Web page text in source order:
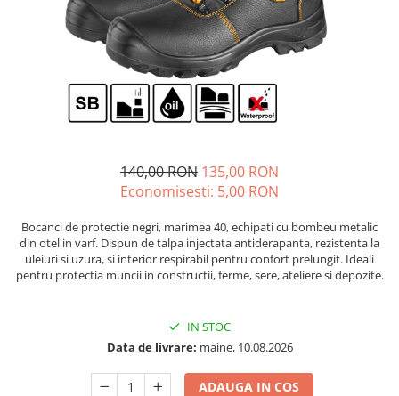
Seminte legume
Plante medicinale
Seminte ardei
Seminte castraveti
Seminte de Gulii
Seminte de Leustean
Seminte de Patrunjel
Seminte dovleac decorativ
Seminte dovlecel / dovleac
Seminte fasole
140,00 RON 135,00 RON
Economisesti: 5,00 RON
Bocanci de protectie negri, marimea 40, echipati cu bombeu metalic
din otel in varf. Dispun de talpa injectata antiderapanta, rezistenta la
uleiuri si uzura, si interior respirabil pentru confort prelungit. Ideali
pentru protectia muncii in constructii, ferme, sere, ateliere si depozite.
IN STOC
Data de livrare: maine, 10.08.2026
ADAUGA IN COS